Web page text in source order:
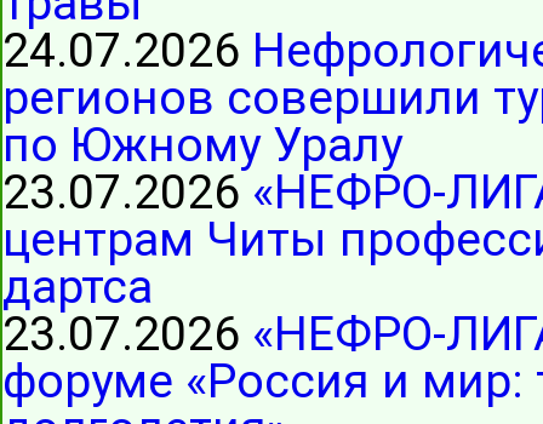
24.07.2026
регионов совершили
по Южному Уралу
23.07.2026 «НЕФРО-
центрам Читы
дартса
23.07.2026 «НЕФРО-
форуме «Россия и мир: